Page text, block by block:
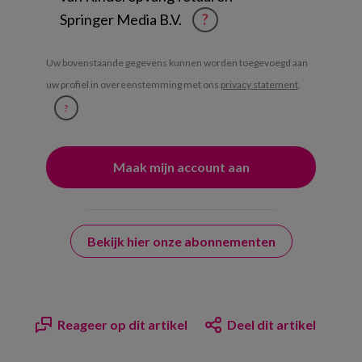
Springer Media B.V.
?
Uw bovenstaande gegevens kunnen worden toegevoegd aan
uw profiel in overeenstemming met ons privacy statement.
?
Bekijk hier onze abonnementen
Reageer op dit artikel Deel dit artikel